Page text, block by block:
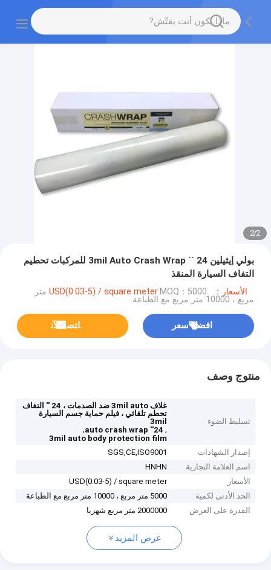
2
/
2
بولي إيثيلين 24 `` 3mil Auto Crash Wrap للمركبات تحطيم
التفاف السيارة المنقذ
الأسعار：USD(0.03-5) / square meter MOQ：5000 متر
مربع ، 10000 متر مربع مع الطباعة
افضل سعر ﺎﺘﺼﻟ ﺍﻶﻧ
منتوج وصف
تسليط الضوء
غلاف 3mil auto ضد الصدمات ، 24 '' التفاف
تحطم تلقائي ، فيلم حماية جسم السيارة
3mil
,
24'' auto crash wrap
,
3mil auto body protection film
إصدار الشهادات
SGS,CE,ISO9001
اسم العلامة التجارية
HNHN
الأسعار
USD(0.03-5) / square meter
الحد الأدنى لكمية
5000 متر مربع ، 10000 متر مربع مع الطباعة
القدرة على العرض
2000000 متر مربع شهريا
عرض المزيد